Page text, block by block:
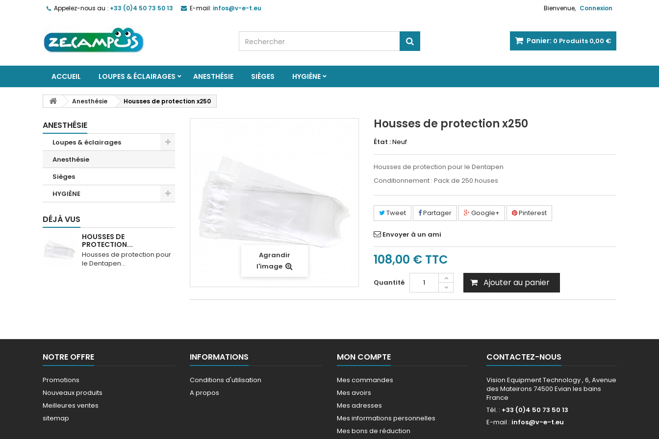
Bienvenue, Connexion
Appelez-nous au : +33 (0)4 50 73 50 13 E-mail: infos@v-e-t.eu
Panier: 0 Produits 0,00 €
ACCUEIL LOUPES & ÉCLAIRAGES ANESTHÉSIE SIÈGES HYGIÈNE
Anesthésie Housses de protection x250
ANESTHÉSIE
Loupes & éclairages
Anesthésie
Sièges
HYGIÈNE
DÉJÀ VUS
HOUSSES DE
PROTECTION...
Housses de protection pour
le Dentapen...
Agrandir
l'image
Housses de protection x250
État :Neuf
Housses de protection pour le Dentapen
Conditionnement : Pack de 250 houses
Tweet Partager Google+ Pinterest
Envoyer à un ami
108,00 € TTC
Quantité Ajouter au panier
NOTRE OFFRE
Promotions
Nouveaux produits
Meilleures ventes
sitemap
INFORMATIONS
Conditions d'utilisation
A propos
MON COMPTE
Mes commandes
Mes avoirs
Mes adresses
Mes informations personnelles
Mes bons de réduction
CONTACTEZ-NOUS
Vision Equipment Technology , 6, Avenue
des Mateirons 74500 Evian les bains
France
Tél. : +33 (0)4 50 73 50 13
E-mail : infos@v-e-t.eu